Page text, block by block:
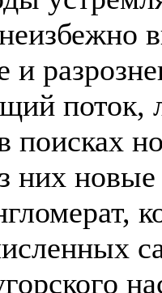
и
поток,
поисках
них